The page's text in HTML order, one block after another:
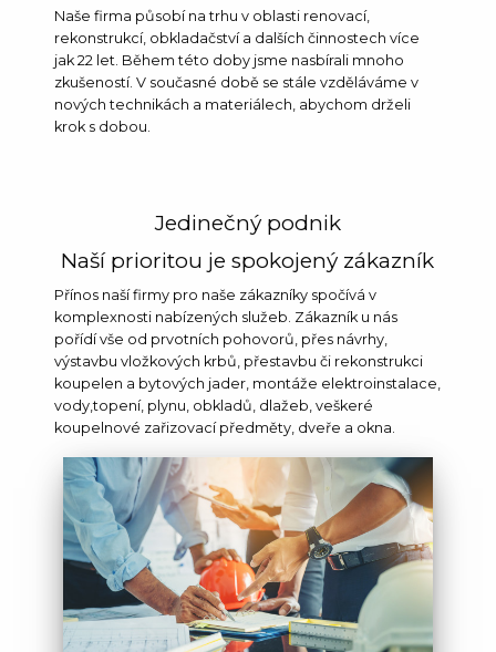
Naše firma působí na trhu v oblasti renovací,
rekonstrukcí, obkladačství a dalších činnostech více
jak 22 let. Během této doby jsme nasbírali mnoho
zkušeností. V současné době se stále vzděláváme v
nových technikách a materiálech, abychom drželi
krok s dobou.
Jedinečný podnik
Naší prioritou je spokojený zákazník
Přínos naší firmy pro naše zákazníky spočívá v
komplexnosti nabízených služeb. Zákazník u nás
pořídí vše od prvotních pohovorů, přes návrhy,
výstavbu vložkových krbů, přestavbu či rekonstrukci
koupelen a bytových jader, montáže elektroinstalace,
vody,topení, plynu, obkladů, dlažeb, veškeré
koupelnové zařizovací předměty, dveře a okna.